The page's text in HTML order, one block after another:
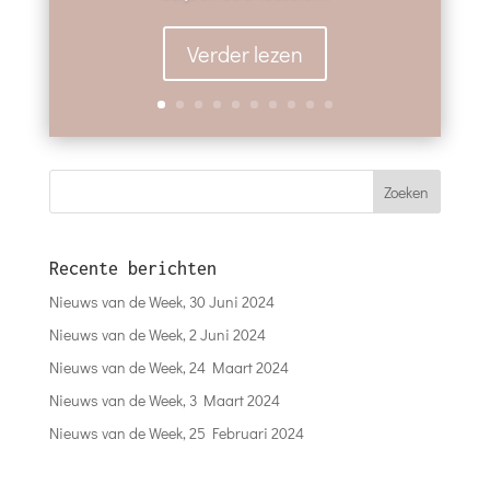
Verder lezen
Recente berichten
Nieuws van de Week, 30 Juni 2024
Nieuws van de Week, 2 Juni 2024
Nieuws van de Week, 24 Maart 2024
Nieuws van de Week, 3 Maart 2024
Nieuws van de Week, 25 Februari 2024